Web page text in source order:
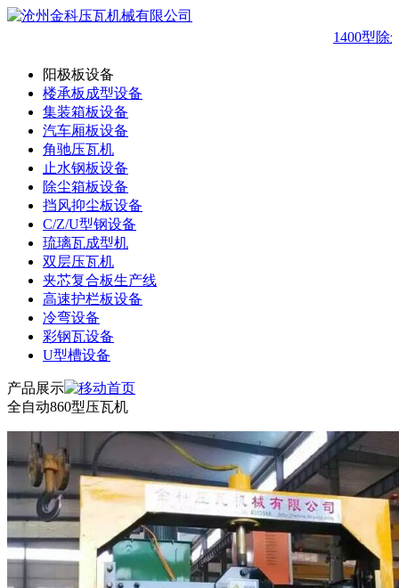
1400型除
阳极板设备
楼承板成型设备
集装箱板设备
汽车厢板设备
角驰压瓦机
止水钢板设备
除尘箱板设备
挡风抑尘板设备
C/Z/U型钢设备
琉璃瓦成型机
双层压瓦机
夹芯复合板生产线
高速护栏板设备
冷弯设备
彩钢瓦设备
U型槽设备
产品展示
全自动860型压瓦机